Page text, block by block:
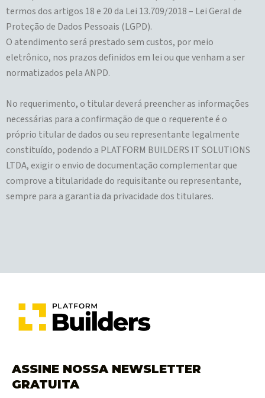
termos dos artigos 18 e 20 da Lei 13.709/2018 – Lei Geral de
Proteção de Dados Pessoais (LGPD).
O atendimento será prestado sem custos, por meio
eletrônico, nos prazos definidos em lei ou que venham a ser
normatizados pela ANPD.
No requerimento, o titular deverá preencher as informações
necessárias para a confirmação de que o requerente é o
próprio titular de dados ou seu representante legalmente
constituído, podendo a PLATFORM BUILDERS IT SOLUTIONS
LTDA, exigir o envio de documentação complementar que
comprove a titularidade do requisitante ou representante,
sempre para a garantia da privacidade dos titulares.
ASSINE NOSSA NEWSLETTER
GRATUITA